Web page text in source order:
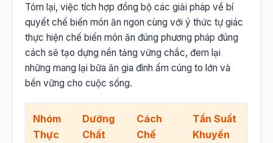
Tóm lại, việc tích hợp đồng bộ các giải pháp về bí
quyết chế biến món ăn ngon cùng với ý thức tự giác
thực hiện chế biến món ăn đúng phương pháp đúng
cách sẽ tạo dựng nền tảng vững chắc, đem lại
những mang lại bữa ăn gia đình ấm cúng to lớn và
bền vững cho cuộc sống.
Nhóm
Thực
Dưỡng
Chất
Cách
Chế
Tần Suất
Khuyến